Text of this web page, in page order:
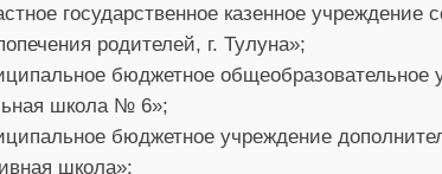
государственное казенное
родителей, г. Тулуна»;
бюджетное общеобразовательное
школа № 6»;
бюджетное учреждение
школа»;